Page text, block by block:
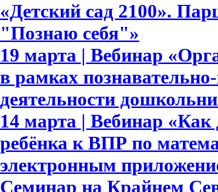
«Детский сад 2100».
"Познаю себя"»
19 марта | Вебинар
в рамках
деятельности
14 марта | Вебинар «Как
ребёнка к ВПР по
электронным
Семинар на Крайнем